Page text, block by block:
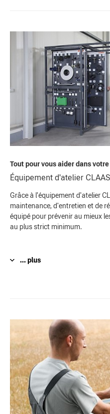
Tout pour vous aider dans
Équipement d'atelier CLAAS
Grâce à l'équipement d'atelier
maintenance, d'entretien et de
équipé pour prévenir au mieux
au plus strict minimum.
... plus